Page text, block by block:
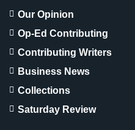
Our Opinion
Op-Ed Contributing
Contributing Writers
Business News
Collections
Saturday Review